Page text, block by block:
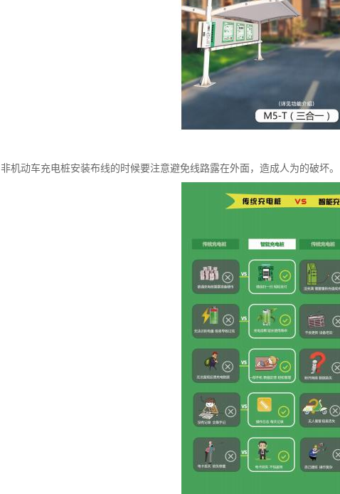
非机动车充电桩安装布线的时候要注意避免线路露在外面，造成人为的破坏。